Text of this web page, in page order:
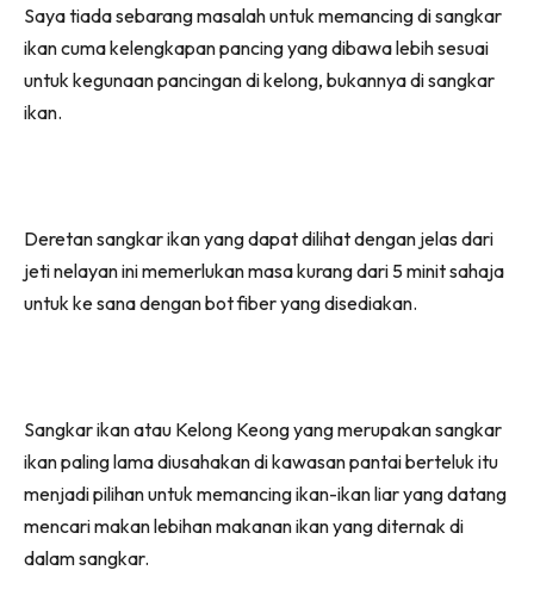
Saya tiada sebarang masalah untuk memancing di sangkar
ikan cuma kelengkapan pancing yang dibawa lebih sesuai
untuk kegunaan pancingan di kelong, bukannya di sangkar
ikan.
Deretan sangkar ikan yang dapat dilihat dengan jelas dari
jeti nelayan ini memerlukan masa kurang dari 5 minit sahaja
untuk ke sana dengan bot fiber yang disediakan.
Sangkar ikan atau Kelong Keong yang merupakan sangkar
ikan paling lama diusahakan di kawasan pantai berteluk itu
menjadi pilihan untuk memancing ikan-ikan liar yang datang
mencari makan lebihan makanan ikan yang diternak di
dalam sangkar.